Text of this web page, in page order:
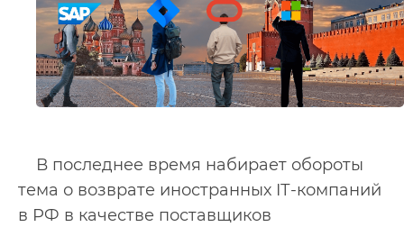
В последнее время набирает обороты
тема о возврате иностранных IТ-компаний
в РФ в качестве поставщиков